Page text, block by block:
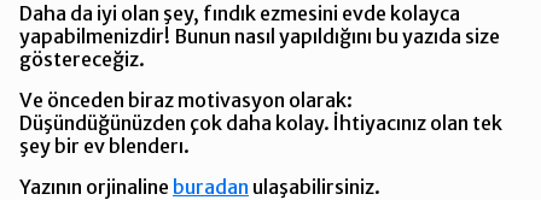
Daha da iyi olan şey, fındık ezmesini evde kolayca
yapabilmenizdir! Bunun nasıl yapıldığını bu yazıda size
göstereceğiz.
Ve önceden biraz motivasyon olarak:
Düşündüğünüzden çok daha kolay. İhtiyacınız olan tek
şey bir ev blenderı.
Yazının orjinaline buradan ulaşabilirsiniz.